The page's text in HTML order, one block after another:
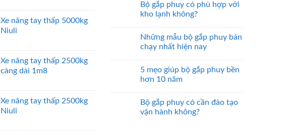
Xe nâng tay thấp 5000kg
Niuli
Xe nâng tay thấp 2500kg
càng dài 1m8
Xe nâng tay thấp 2500kg
Niuli
Bộ gắp phuy có phù hợp với
kho lạnh không?
Những mẫu bộ gắp phuy bán
chạy nhất hiện nay
5 mẹo giúp bộ gắp phuy bền
hơn 10 năm
Bộ gắp phuy có cần đào tạo
vận hành không?